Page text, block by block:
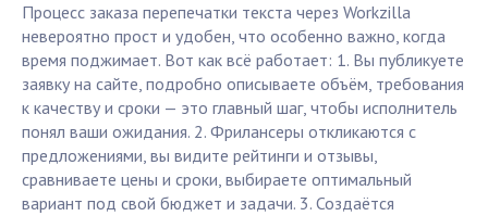
Процесс заказа перепечатки текста через Workzilla
невероятно прост и удобен, что особенно важно, когда
время поджимает. Вот как всё работает: 1. Вы публикуете
заявку на сайте, подробно описываете объём, требования
к качеству и сроки — это главный шаг, чтобы исполнитель
понял ваши ожидания. 2. Фрилансеры откликаются с
предложениями, вы видите рейтинги и отзывы,
сравниваете цены и сроки, выбираете оптимальный
вариант под свой бюджет и задачи. 3. Создаётся